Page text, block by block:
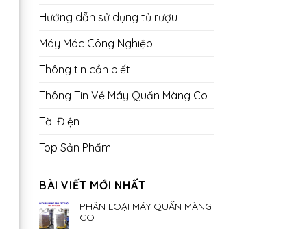
Hướng dẫn sử dụng tủ rượu
Máy Móc Công Nghiệp
Thông tin cần biết
Thông Tin Về Máy Quấn Màng Co
Tời Điện
Top Sản Phẩm
BÀI VIẾT MỚI NHẤT
PHÂN LOẠI MÁY QUẤN MÀNG
CO